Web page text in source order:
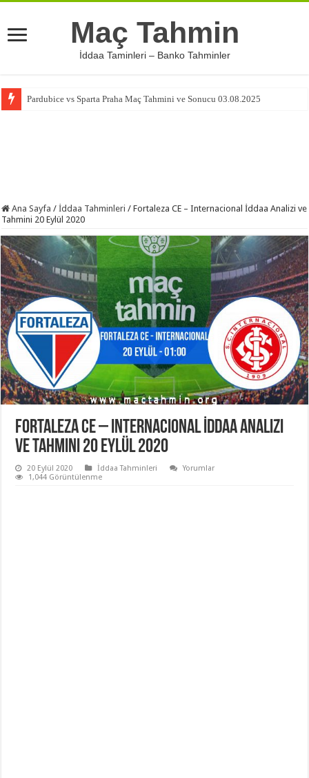
Maç Tahmin
İddaa Taminleri – Banko Tahminler
Pardubice vs Sparta Praha Maç Tahmini ve Sonucu 03.08.2025
Ana Sayfa / İddaa Tahminleri / Fortaleza CE – Internacional İddaa Analizi ve
Tahmini 20 Eylül 2020
Fortaleza CE – Internacional İddaa Analizi
ve Tahmini 20 Eylül 2020
20 Eylül 2020 İddaa Tahminleri
Yorumlar
1,044 Görüntülenme